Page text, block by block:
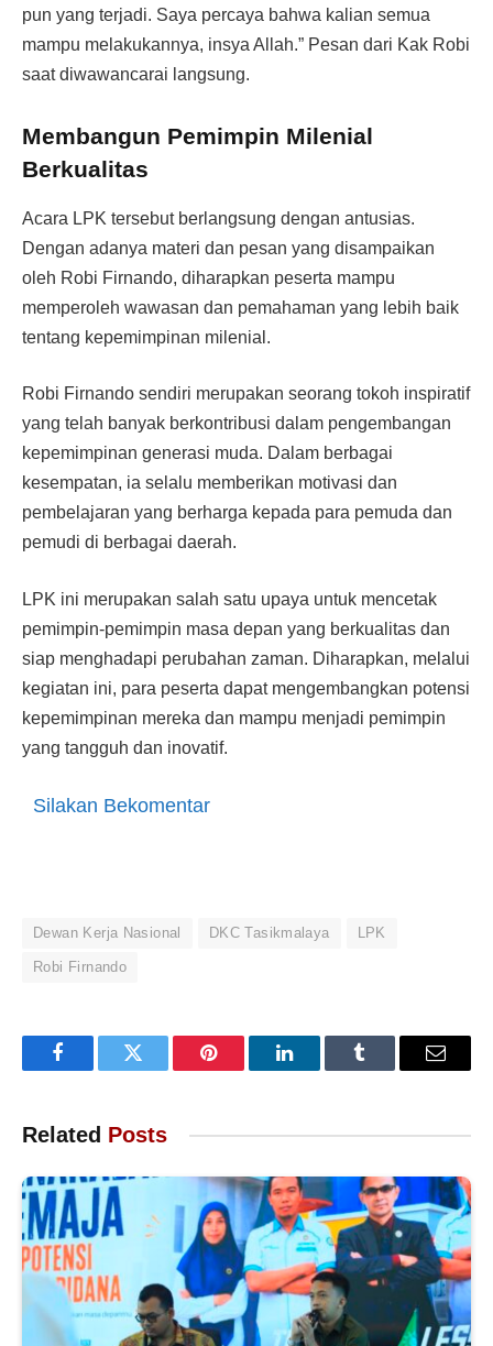
pun yang terjadi. Saya percaya bahwa kalian semua
mampu melakukannya, insya Allah.” Pesan dari Kak Robi
saat diwawancarai langsung.
Membangun Pemimpin Milenial
Berkualitas
Acara LPK tersebut berlangsung dengan antusias.
Dengan adanya materi dan pesan yang disampaikan
oleh Robi Firnando, diharapkan peserta mampu
memperoleh wawasan dan pemahaman yang lebih baik
tentang kepemimpinan milenial.
Robi Firnando sendiri merupakan seorang tokoh inspiratif
yang telah banyak berkontribusi dalam pengembangan
kepemimpinan generasi muda. Dalam berbagai
kesempatan, ia selalu memberikan motivasi dan
pembelajaran yang berharga kepada para pemuda dan
pemudi di berbagai daerah.
LPK ini merupakan salah satu upaya untuk mencetak
pemimpin-pemimpin masa depan yang berkualitas dan
siap menghadapi perubahan zaman. Diharapkan, melalui
kegiatan ini, para peserta dapat mengembangkan potensi
kepemimpinan mereka dan mampu menjadi pemimpin
yang tangguh dan inovatif.
Silakan Bekomentar
Dewan Kerja Nasional DKC Tasikmalaya LPK
Robi Firnando
FacebookTwitter Pinterest LinkedInTumblr Email
Related Posts